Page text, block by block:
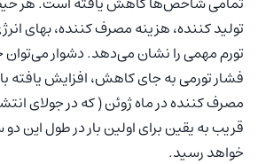
تولید کننده، هزینه مصرف کننده، بهای
تورم مهمی را نشان می‌دهد. دشوار می‌توان
فشار تورمی به جای کاهش، افزایش
مصرف کننده در ماه ژوئن ( که در جولای
خواهد رسید.